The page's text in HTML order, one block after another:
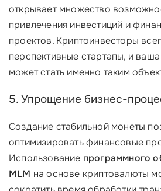
открывает множество
привлечения инвестиций и
проектов. Криптоинвесторы
перспективные стартапы, и
может стать именно таким
5. Упрощение бизнес-
Создание стабильной монеты
оптимизировать финансовые
Использование программного
MLM на основе криптовалюты